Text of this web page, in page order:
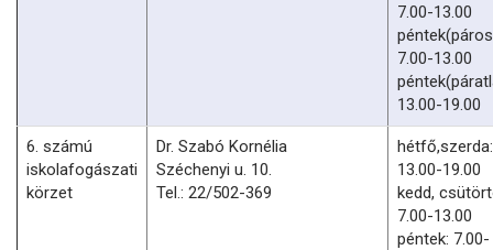
7.00-13.00
7.00-13.00
13.00-19.00
6. számú
iskolafogászati
körzet
Dr. Szabó Kornélia
Széchenyi u. 10.
Tel.: 22/502-369
hétfő,szerda:
13.00-19.00
kedd,
7.00-13.00
péntek: 7.00-